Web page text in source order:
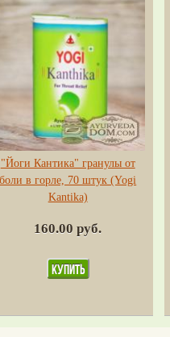
"Йоги Кантика" гранулы от
боли в горле, 70 штук (Yogi
Kantika)
160.00 руб.